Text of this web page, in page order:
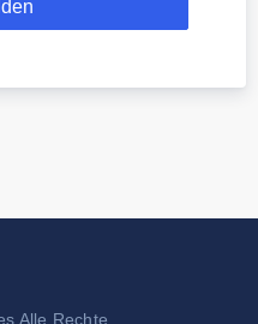
Alle Rechte